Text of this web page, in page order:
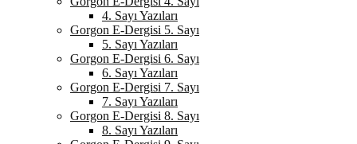
4. Sayı Yazıları
Gorgon E-Dergisi 5. Sayı
5. Sayı Yazıları
Gorgon E-Dergisi 6. Sayı
6. Sayı Yazıları
Gorgon E-Dergisi 7. Sayı
7. Sayı Yazıları
Gorgon E-Dergisi 8. Sayı
8. Sayı Yazıları